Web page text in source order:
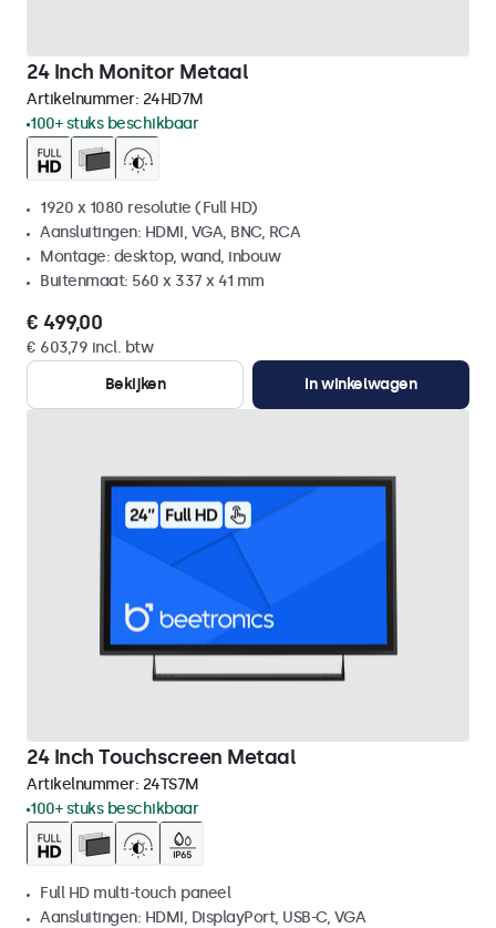
24 Inch Monitor Metaal
Artikelnummer: 24HD7M
100+ stuks beschikbaar
1920 x 1080 resolutie (Full HD)
Aansluitingen: HDMI, VGA, BNC, RCA
Montage: desktop, wand, inbouw
Buitenmaat: 560 x 337 x 41 mm
€ 499,00
€ 603,79 incl. btw
Bekijken
In winkelwagen
24 Inch Touchscreen Metaal
Artikelnummer: 24TS7M
100+ stuks beschikbaar
Full HD multi-touch paneel
Aansluitingen: HDMI, DisplayPort, USB-C, VGA